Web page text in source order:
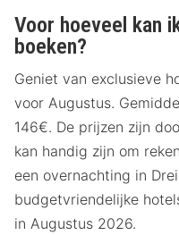
Voor hoeveel kan
boeken?
Geniet van exclusieve
voor Augustus.
146€. De prijzen zijn
kan handig zijn om
een overnachting in
budgetvriendelijke
in Augustus 2026.